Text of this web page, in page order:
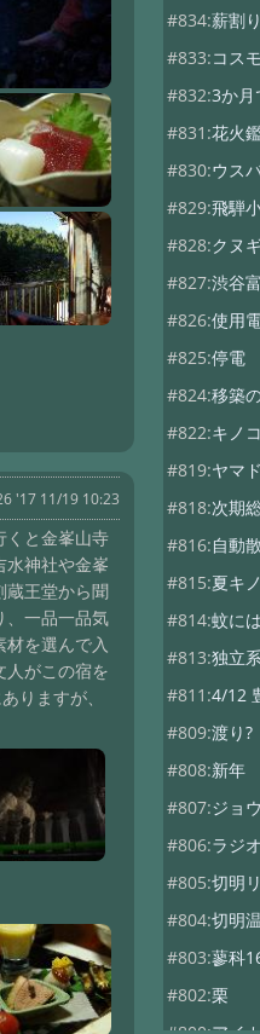
'17 11/19 10:23
くと金峯山寺
水神社や金峯
蔵王堂から聞
、一品一品気
を選んで入
人がこの宿を
りますが、
#834:薪割
#833:コス
#832:3か
#831:花火
#830:ウス
#829:飛騨
#828:クヌ
#827:渋谷
#826:使用
#825:停電
#824:移築
#822:キノ
#819:ヤマ
#818:次期
#816:自動
#815:夏キ
#814:蚊に
#813:独立
#811:4/12
#809:渡り?
#808:新年
#807:ジョ
#806:ラジ
#805:切明
#804:切明
#803:蓼科
#802:栗